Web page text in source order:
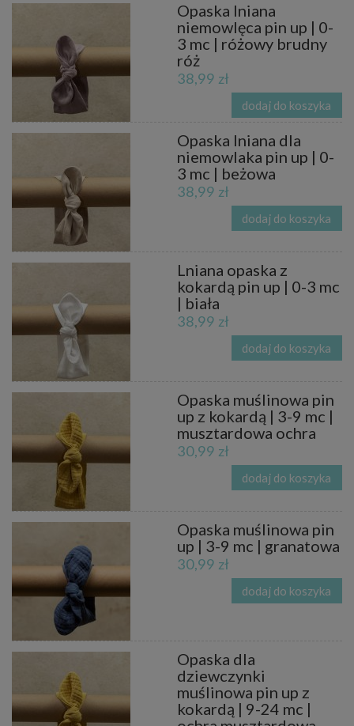
Opaska lniana
niemowlęca pin up | 0-
3 mc | różowy brudny
róż
38,99 zł
dodaj do koszyka
Opaska lniana dla
niemowlaka pin up | 0-
3 mc | beżowa
38,99 zł
dodaj do koszyka
Lniana opaska z
kokardą pin up | 0-3 mc
| biała
38,99 zł
dodaj do koszyka
Opaska muślinowa pin
up z kokardą | 3-9 mc |
musztardowa ochra
30,99 zł
dodaj do koszyka
Opaska muślinowa pin
up | 3-9 mc | granatowa
30,99 zł
dodaj do koszyka
Opaska dla
dziewczynki
muślinowa pin up z
kokardą | 9-24 mc |